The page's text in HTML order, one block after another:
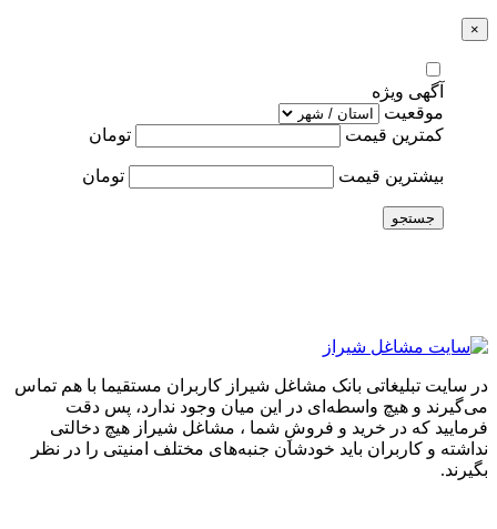
×
آگهی ویژه
موقعیت
کمترین قیمت
تومان
بیشترین قیمت تومان
جستجو
در سایت تبلیغاتی بانک مشاغل شیراز کاربران مستقیما با هم تماس
می‌گیرند و هیچ واسطه‌ای در این میان وجود ندارد، پس دقت
فرمایید که در خرید و فروشِ شما ، مشاغل شیراز هیچ دخالتی
نداشته و کاربران باید خودشان جنبه‌های مختلف امنیتی را در نظر
بگیرند.